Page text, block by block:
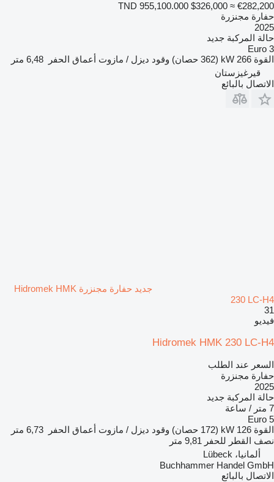
TND 955,100.000 $326,000 ≈ €282,200
حفارة مجنزرة
2025
حالة المركبة جديد
Euro 3
القوة 266 kW (362 حصان) وقود ديزل / مازوت أعماق الحفر
6,48 متر
قيرغيزستان
الاتصال بالبائع
جديد حفارة مجنزرة Hidromek HMK
230 LC-H4
31
فيديو
Hidromek HMK 230 LC-H4
السعر عند الطلب
حفارة مجنزرة
2025
حالة المركبة جديد
7 متر / ساعة
Euro 5
القوة 126 kW (172 حصان) وقود ديزل / مازوت أعماق الحفر
6,73 متر
نصف القطر للحفر 9,81 متر
ألمانيا، Lübeck
Buchhammer Handel GmbH
الاتصال بالبائع